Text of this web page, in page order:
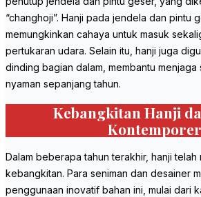
“changhoji”. Hanji pada jendela dan pintu
memungkinkan cahaya untuk masuk
pertukaran udara. Selain itu, hanji juga
dinding bagian dalam, membantu menjaga
nyaman sepanjang tahun.
Kebangkitan Hanji
Kontemporer
Dalam beberapa tahun terakhir, hanji telah
kebangkitan. Para seniman dan desainer
penggunaan inovatif bahan ini, mulai dari